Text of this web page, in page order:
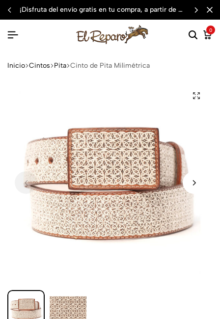
¡disfruta del envío gratis en tu compra, a partir de $3,000 mxn
0
Inicio Cintos Pita Cinto de Pita Milimétrica